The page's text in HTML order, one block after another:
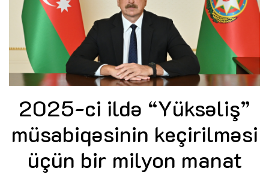
2025-ci ildə “Yüksəliş”
müsabiqəsinin keçirilməsi
üçün bir milyon manat